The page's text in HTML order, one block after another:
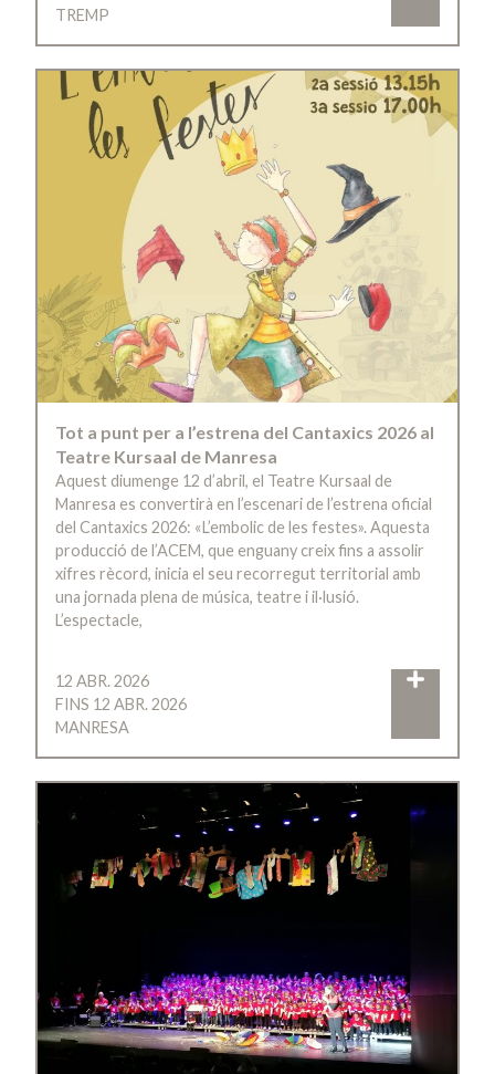
TREMP
Tot a punt per a l’estrena del Cantaxics 2026 al
Teatre Kursaal de Manresa
Aquest diumenge 12 d’abril, el Teatre Kursaal de
Manresa es convertirà en l’escenari de l’estrena oficial
del Cantaxics 2026: «L’embolic de les festes». Aquesta
producció de l’ACEM, que enguany creix fins a assolir
xifres rècord, inicia el seu recorregut territorial amb
una jornada plena de música, teatre i il·lusió.
L’espectacle,
12 ABR. 2026
FINS 12 ABR. 2026
MANRESA